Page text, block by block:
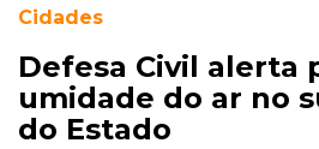
Cidades
Defesa Civil alerta
umidade do ar no
do Estado